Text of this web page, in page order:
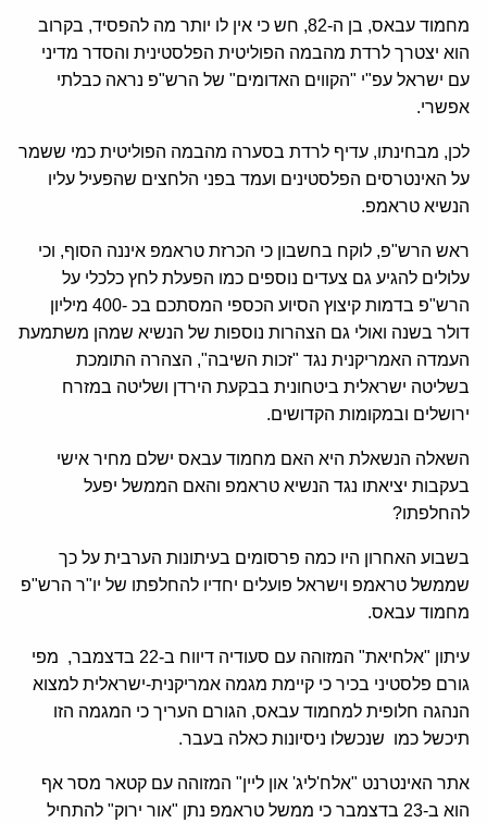
מחמוד עבאס, בן ה-82, חש כי אין לו יותר מה להפסיד, בקרוב
הוא יצטרך לרדת מהבמה הפוליטית הפלסטינית והסדר מדיני
עם ישראל עפ"י "הקווים האדומים" של הרש"פ נראה כבלתי
אפשרי.
לכן, מבחינתו, עדיף לרדת בסערה מהבמה הפוליטית כמי ששמר
על האינטרסים הפלסטינים ועמד בפני הלחצים שהפעיל עליו
הנשיא טראמפ.
ראש הרש"פ, לוקח בחשבון כי הכרזת טראמפ איננה הסוף, וכי
עלולים להגיע גם צעדים נוספים כמו הפעלת לחץ כלכלי על
הרש"פ בדמות קיצוץ הסיוע הכספי המסתכם בכ -400 מיליון
דולר בשנה ואולי גם הצהרות נוספות של הנשיא שמהן משתמעת
העמדה האמריקנית נגד "זכות השיבה", הצהרה התומכת
בשליטה ישראלית ביטחונית בבקעת הירדן ושליטה במזרח
ירושלים ובמקומות הקדושים.
השאלה הנשאלת היא האם מחמוד עבאס ישלם מחיר אישי
בעקבות יציאתו נגד הנשיא טראמפ והאם הממשל יפעל
להחלפתו?
בשבוע האחרון היו כמה פרסומים בעיתונות הערבית על כך
שממשל טראמפ וישראל פועלים יחדיו להחלפתו של יו"ר הרש"פ
מחמוד עבאס.
עיתון "אלחיאת" המזוהה עם סעודיה דיווח ב-22 בדצמבר, מפי
גורם פלסטיני בכיר כי קיימת מגמה אמריקנית-ישראלית למצוא
הנהגה חלופית למחמוד עבאס, הגורם העריך כי המגמה הזו
תיכשל כמו שנכשלו ניסיונות כאלה בעבר.
אתר האינטרנט "אלח'ליג' און ליין" המזוהה עם קטאר מסר אף
הוא ב-23 בדצמבר כי ממשל טראמפ נתן "אור ירוק" להתחיל